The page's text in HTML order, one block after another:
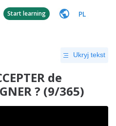
Start learning PL
Ukryj tekst
de
? (9/365)